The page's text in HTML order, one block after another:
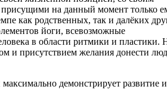
на данный момент только
как родственных, так и далёких
йоги, всевозможные
в области ритмики и пластики.
и присутствием желания донести
демонстрирует развитие и